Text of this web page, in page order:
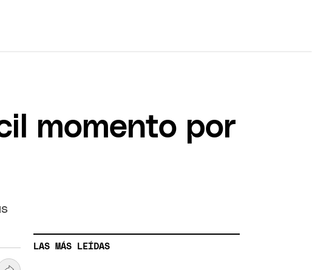
momento por
LAS MÁS LEÍDAS